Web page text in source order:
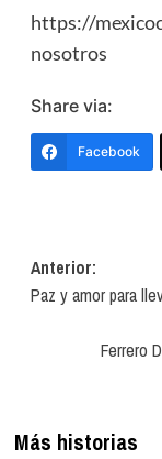
https://
nosotros
Share via:
Facebook
de
entradas
Anterior:
Paz y amor para
Ferrero
Más historias